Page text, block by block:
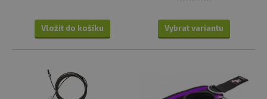
Vložit do košíku Vybrat variantu